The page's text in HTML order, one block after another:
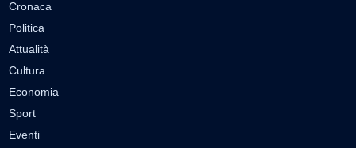
Cronaca
Politica
Attualità
Cultura
Economia
Sport
Eventi